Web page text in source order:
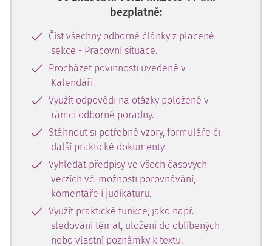
bezplatně:
Číst všechny odborné články z placené
sekce - Pracovní situace.
Procházet povinnosti uvedené v
Kalendáři.
Využít odpovědi na otázky položené v
rámci odborné poradny.
Stáhnout si potřebné vzory, formuláře či
další praktické dokumenty.
Vyhledat předpisy ve všech časových
verzích vč. možnosti porovnávání,
komentáře i judikaturu.
Využít praktické funkce, jako např.
sledování témat, uložení do oblíbených
nebo vlastní poznámky k textu.